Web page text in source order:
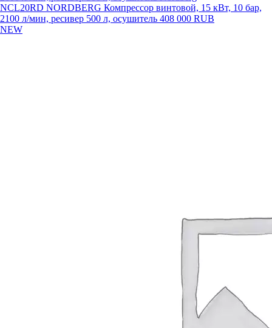
NCL20RD NORDBERG Компрессор винтовой, 15 кВт, 10 бар,
2100 л/мин, ресивер 500 л, осушитель 408 000 RUB
NEW